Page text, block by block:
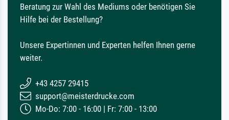
Beratung zur Wahl des Mediums oder benötigen Sie
Hilfe bei der Bestellung?
Unsere Expertinnen und Experten helfen Ihnen gerne
weiter.
+43 4257 29415
support@meisterdrucke.com
Mo-Do: 7:00 - 16:00 | Fr: 7:00 - 13:00